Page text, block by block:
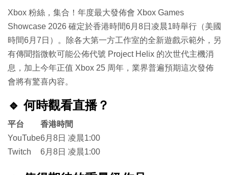
Xbox 粉絲，集合！年度最大發佈會 Xbox Games
Showcase 2026 確定於香港時間6月8日凌晨1時舉行（美國
時間6月7日）。除各大第一方工作室的全新遊戲示範外，另
有傳聞指微軟可能公佈代號 Project Helix 的次世代主機消
息，加上今年正值 Xbox 25 周年，業界普遍預期這次發佈
會將有驚喜內容。
🔹 何時觀看直播？
平台
香港時間
YouTube6月8日 凌晨1:00
Twitch
6月8日 凌晨1:00